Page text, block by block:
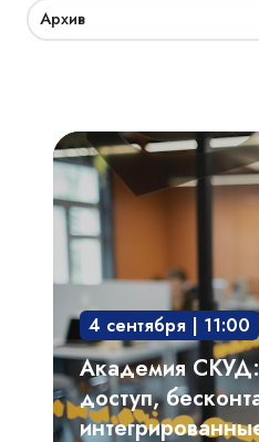
Архив
Академия
СКУД:
мобильный
доступ,
бесконтактная
интегрированные
системы
4 сентября | 11:00
Академия
доступ,